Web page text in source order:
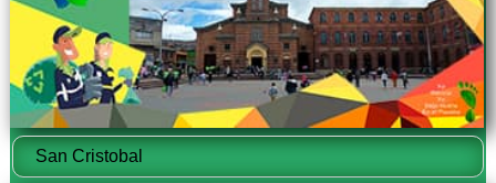
San Cristobal